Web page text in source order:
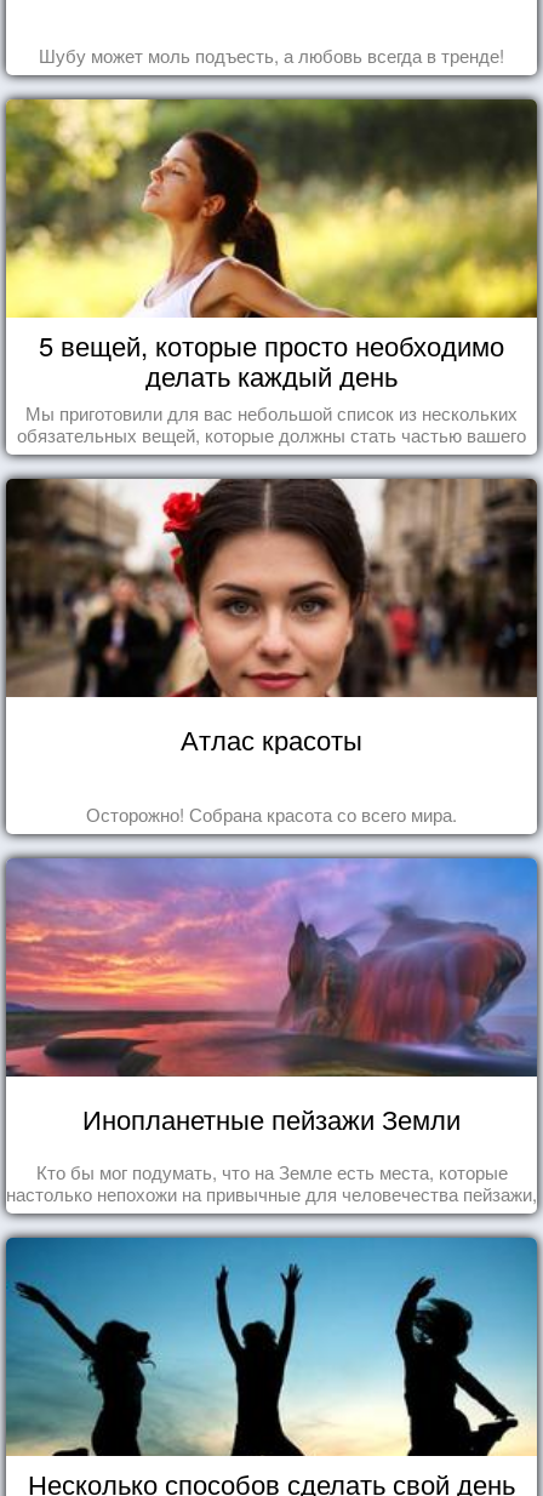
Шубу может моль подъесть, а любовь всегда в тренде!
5 вещей, которые просто необходимо
делать каждый день
Мы приготовили для вас небольшой список из нескольких
обязательных вещей, которые должны стать частью вашего
дня.
Атлас красоты
Осторожно! Собрана красота со всего мира.
Инопланетные пейзажи Земли
Кто бы мог подумать, что на Земле есть места, которые
настолько непохожи на привычные для человечества пейзажи,
что кажутся и вовсе инопланетными!
Несколько способов сделать свой день